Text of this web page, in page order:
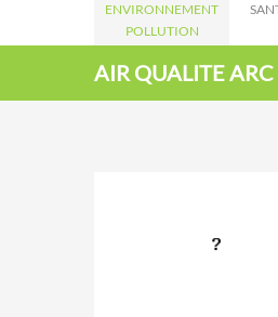
ENVIRONNEMENT
POLLUTION
AIR QUALITE ARC